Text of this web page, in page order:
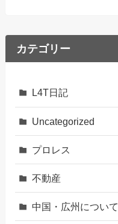
カテゴリー
L4T日記
Uncategorized
プロレス
不動産
中国・広州について